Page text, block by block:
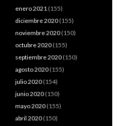
enero 2021 (155)
diciembre 2020 (155)
noviembre 2020 (150)
octubre 2020 (155)
septiembre 2020 (150)
agosto 2020 (155)
julio 2020 (154)
junio 2020 (150)
mayo 2020 (155)
abril 2020 (150)